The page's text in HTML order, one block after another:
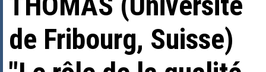
de Fribourg, Suisse)